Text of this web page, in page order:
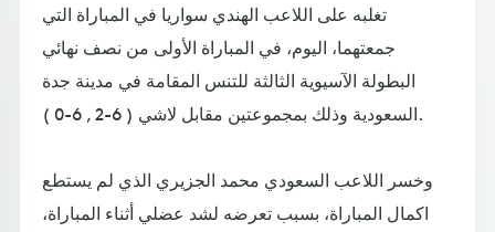
تغلبه على اللاعب الهندي سواريا في المباراة التي
جمعتهما، اليوم، في المباراة الأولى من نصف نهائي
البطولة الآسيوية الثالثة للتنس المقامة في مدينة جدة
السعودية وذلك بمجموعتين مقابل لاشي ( 6-2 , 6-0 ).
وخسر اللاعب السعودي محمد الجزيري الذي لم يستطع
اكمال المباراة، بسبب تعرضه لشد عضلي أثناء المباراة،